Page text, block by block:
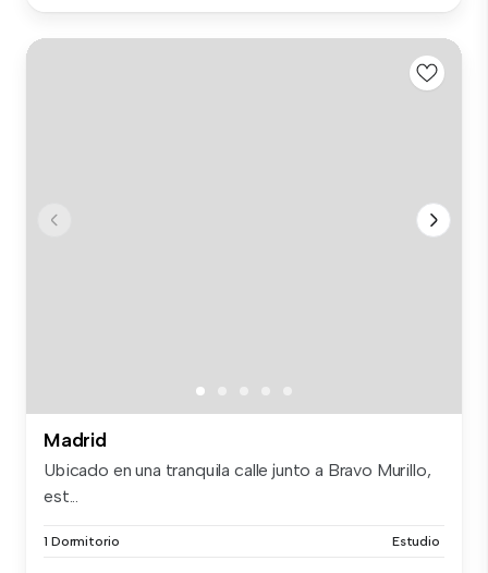
Madrid
Ubicado en una tranquila calle junto a Bravo Murillo,
est...
1 Dormitorio Estudio